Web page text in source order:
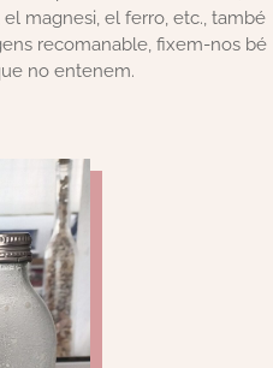
magnesi, el ferro, etc., també
recomanable, fixem-nos bé
no entenem.